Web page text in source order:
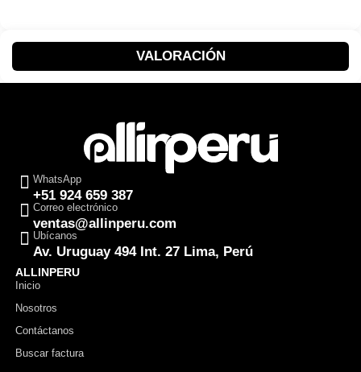
VALORACIÓN
WhatsApp
+51 924 659 387
Correo electrónico
ventas@allinperu.com
Ubícanos
Av. Uruguay 494 Int. 27 Lima, Perú
ALLINPERU
Inicio
Nosotros
Contáctanos
Buscar factura